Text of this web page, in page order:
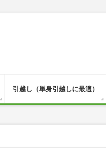
引越し（単身引越しに最適）